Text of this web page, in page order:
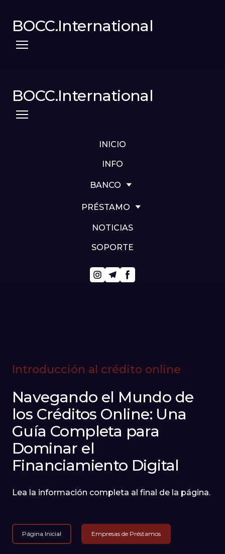
BOCC.International
BOCC.International
INICIO
INFO
BANCO
PRÉSTAMO
NOTICIAS
SOPORTE
Introducción al crédito online
Navegando el Mundo de
los Créditos Online: Una
Guía Completa para
Dominar el
Financiamiento Digital
Lea la información completa al final de la página.
Página Inicial Empresas de Préstamos